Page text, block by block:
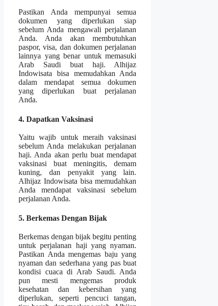
Pastikan Anda mempunyai semua
dokumen yang diperlukan siap
sebelum Anda mengawali perjalanan
Anda. Anda akan membutuhkan
paspor, visa, dan dokumen perjalanan
lainnya yang benar untuk memasuki
Arab Saudi buat haji. Alhijaz
Indowisata bisa memudahkan Anda
dalam mendapat semua dokumen
yang diperlukan buat perjalanan
Anda.
4. Dapatkan Vaksinasi
Yaitu wajib untuk meraih vaksinasi
sebelum Anda melakukan perjalanan
haji. Anda akan perlu buat mendapat
vaksinasi buat meningitis, demam
kuning, dan penyakit yang lain.
Alhijaz Indowisata bisa memudahkan
Anda mendapat vaksinasi sebelum
perjalanan Anda.
5. Berkemas Dengan Bijak
Berkemas dengan bijak begitu penting
untuk perjalanan haji yang nyaman.
Pastikan Anda mengemas baju yang
nyaman dan sederhana yang pas buat
kondisi cuaca di Arab Saudi. Anda
pun mesti mengemas produk
kesehatan dan kebersihan yang
diperlukan, seperti pencuci tangan,